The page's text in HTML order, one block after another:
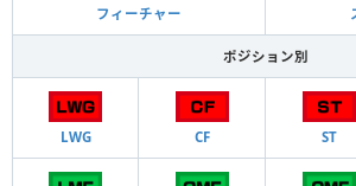
フィーチャー
ポジション別
LWG CF ST